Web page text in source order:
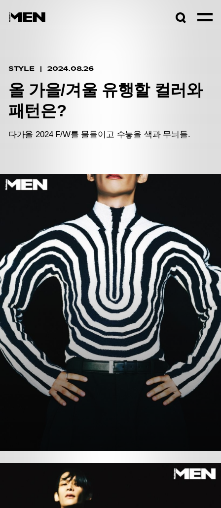
STYLE 2024.08.26
올 가을/겨울 유행할 컬러와
패턴은?
다가올 2024 F/W를 물들이고 수놓을 색과 무늬들.